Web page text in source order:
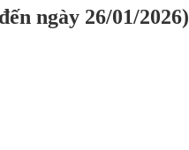
ngày 26/01/2026)